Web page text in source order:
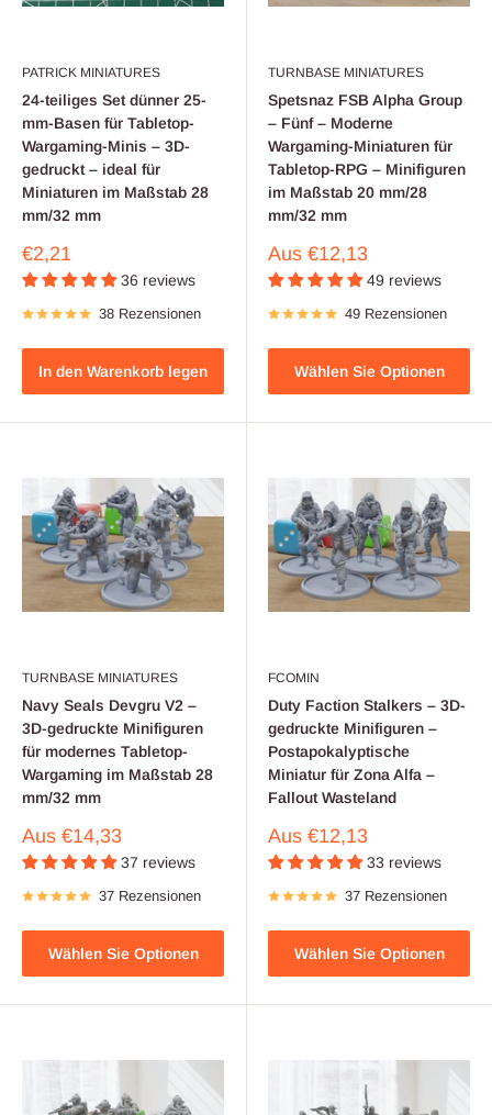
PATRICK MINIATURES
24-teiliges Set dünner 25-
mm-Basen für Tabletop-
Wargaming-Minis – 3D-
gedruckt – ideal für
Miniaturen im Maßstab 28
mm/32 mm
Verkaufspreis
€2,21
36 reviews
38 Rezensionen
In den Warenkorb legen
TURNBASE MINIATURES
Spetsnaz FSB Alpha Group
– Fünf – Moderne
Wargaming-Miniaturen für
Tabletop-RPG – Minifiguren
im Maßstab 20 mm/28
mm/32 mm
Verkaufspreis
Aus €12,13
49 reviews
49 Rezensionen
Wählen Sie Optionen
TURNBASE MINIATURES
Navy Seals Devgru V2 –
3D-gedruckte Minifiguren
für modernes Tabletop-
Wargaming im Maßstab 28
mm/32 mm
Verkaufspreis
Aus €14,33
37 reviews
37 Rezensionen
Wählen Sie Optionen
FCOMIN
Duty Faction Stalkers – 3D-
gedruckte Minifiguren –
Postapokalyptische
Miniatur für Zona Alfa –
Fallout Wasteland
Verkaufspreis
Aus €12,13
33 reviews
37 Rezensionen
Wählen Sie Optionen